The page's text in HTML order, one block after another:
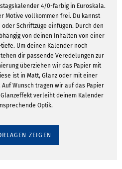
4/0-farbig in Euroskala.
Motive vollkommen frei. Du kannst
oder Schriftzüge einfügen. Durch den
von deinen Inhalten von einer
Um deinen Kalender noch
dir passende Veredelungen zur
überziehen wir das Papier mit
ist in Matt, Glanz oder mit einer
Wunsch tragen wir auf das Papier
verleiht deinem Kalender
Optik.
ZEIGEN